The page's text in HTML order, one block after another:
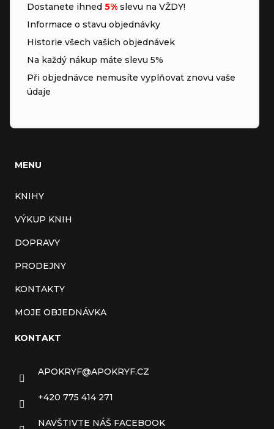
Dostanete ihned 5% slevu na VŽDY!
Informace o stavu objednávky
Historie všech vašich objednávek
Na každý nákup máte slevu 5%
Při objednávce nemusíte vyplňovat znovu vaše
údaje
MENU
KNIHY
VÝKUP KNIH
DOPRAVY
PRODEJNY
KONTAKTY
MOJE OBJEDNÁVKA
KONTAKT
APOKRYF@APOKRYF.CZ
+420 775 414 271
NAVŠTIVTE NÁŠ FACEBOOK